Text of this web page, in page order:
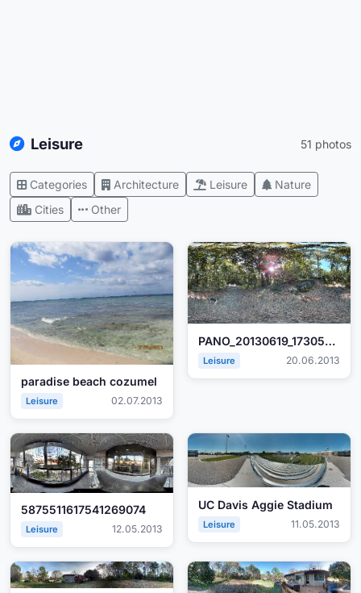
Leisure 51 photos
Categories Architecture Leisure
Nature
Cities
Other
paradise beach cozumel
Leisure 02.07.2013
PANO_20130619_173055.jpg
Leisure 20.06.2013
5875511617541269074
Leisure 12.05.2013
UC Davis Aggie Stadium
Leisure 11.05.2013